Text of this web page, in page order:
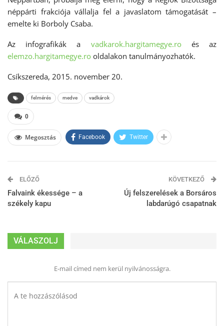
néppárti frakciója vállalja fel a javaslatom támogatását –
emelte ki Borboly Csaba.
Az infografikák a vadkarok.hargitamegye.roés az
elemzo.hargitamegye.ro oldalakon tanulmányozhatók.
Csíkszereda, 2015. november 20.
felmérés medve vadkárok
0
Megosztás Facebook Twitter
ELŐZŐ
Falvaink ékessége – a
székely kapu
KÖVETKEZŐ
Új felszerelések a Borsáros
labdarúgó csapatnak
VÁLASZOLJ
E-mail címed nem kerül nyilvánosságra.